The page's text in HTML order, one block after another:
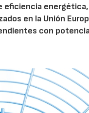
eficiencia
en la Unión
con
28/07/2026